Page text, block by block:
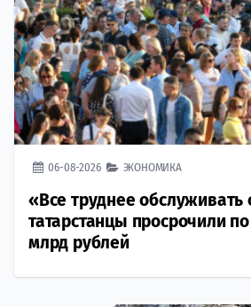
06-08-2026 ЭКОНОМИКА
«Все труднее обслуживать
татарстанцы просрочили
млрд рублей